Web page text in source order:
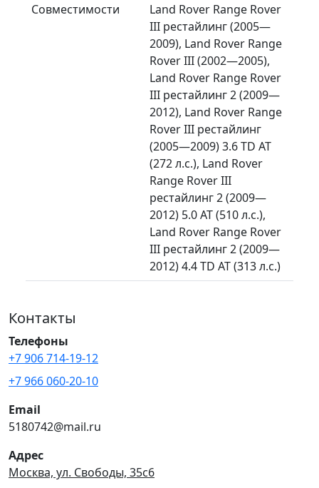
Совместимости
Land Rover Range Rover
III рестайлинг (2005—
2009), Land Rover Range
Rover III (2002—2005),
Land Rover Range Rover
III рестайлинг 2 (2009—
2012), Land Rover Range
Rover III рестайлинг
(2005—2009) 3.6 TD AT
(272 л.с.), Land Rover
Range Rover III
рестайлинг 2 (2009—
2012) 5.0 AT (510 л.с.),
Land Rover Range Rover
III рестайлинг 2 (2009—
2012) 4.4 TD AT (313 л.с.)
Контакты
Телефоны
+7 906 714-19-12
+7 966 060-20-10
Email
5180742@mail.ru
Адрес
Москва, ул. Свободы, 35с6